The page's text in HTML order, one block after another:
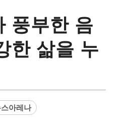
풍부한 음
한 삶을 누
스아레나